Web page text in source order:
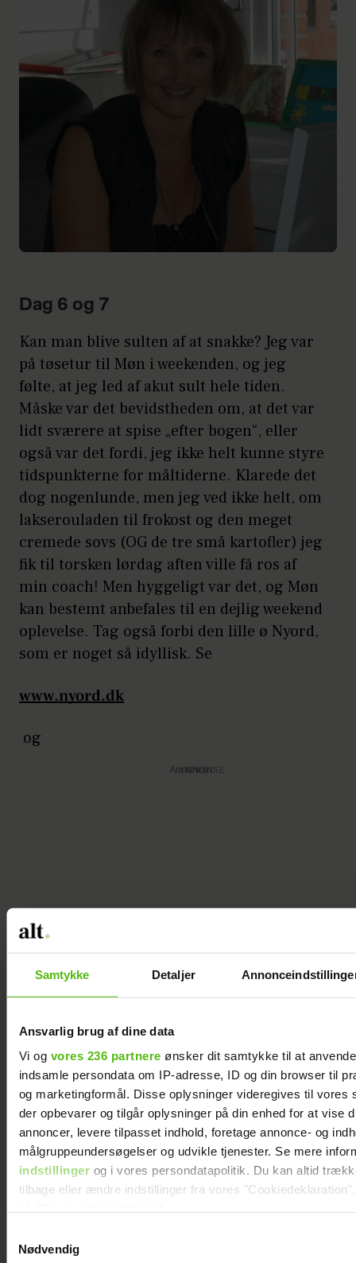
Samtykke Detaljer
Ansvarlig brug af dine data
Vi og vores 236 partnere ønsker dit samtykke til at
indsamle persondata om IP-adresse, ID og din browser til
og marketingformål. Disse oplysninger videregives til vores
der opbevarer og tilgår oplysninger på din enhed for at vise
annoncer, levere tilpasset indhold, foretage annonce- og
målgruppeundersøgelser og udvikle tjenester. Se mere
indstillingerog i vores persondatapolitik. Du kan altid
tilbage eller ændre indstillinger fra vores
Dine valg anvendes på hele websitet.
Nødvendig
Dag 6 og 7
Kan man blive sulten af at snakke? Jeg var
på tøsetur til Møn i weekenden, og jeg
følte, at jeg led af akut sult hele tiden.
Måske var det bevidstheden om, at det var
lidt sværere at spise „efter bogen“, eller
også var det fordi, jeg ikke helt kunne styre
tidspunkterne for måltiderne. Klarede det
dog nogenlunde, men jeg ved ikke helt, om
lakserouladen til frokost og den meget
cremede sovs (OG de tre små kartofler) jeg
fik til torsken lørdag aften ville få ros af
min coach! Men hyggeligt var det, og Møn
kan bestemt anbefales til en dejlig weekend
oplevelse. Tag også forbi den lille ø Nyord,
som er noget så idyllisk. Se
www.nyord.dk
og
Annonce
www.nyord.info
. Spiste et meget, meget lille stykke
gulerodskage da jeg kom hjem, for min
datter havde bagt for at overraske mig.
Sødt – og hvem nænner så helt at lade
være…?